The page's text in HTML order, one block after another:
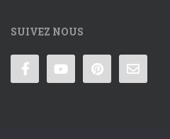
SUIVEZ NOUS